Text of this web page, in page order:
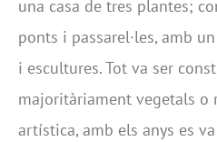
una casa de tres plantes;
ponts i passarel·les, amb
i escultures. Tot va ser
majoritàriament vegetals o
artística, amb els anys es